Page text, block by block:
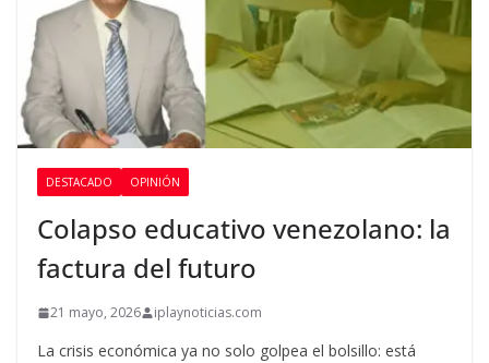
DESTACADO OPINIÓN
Colapso educativo venezolano: la
factura del futuro
21 mayo, 2026 iplaynoticias.com
La crisis económica ya no solo golpea el bolsillo: está